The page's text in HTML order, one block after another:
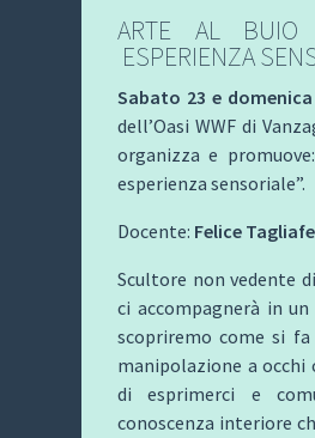
ARTE AL BUIO
ESPERIENZA
Sabato 23 e
dell’Oasi WWF di
organizza e
esperienza sensoriale”.
Docente: Felice
Scultore non vedente
ci accompagnerà in
scopriremo come si
manipolazione a occhi
di esprimerci e
conoscenza interiore